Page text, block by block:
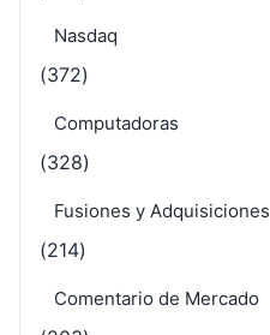
Nasdaq
(372)
Computadoras
(328)
Fusiones y Adquisiciones
(214)
Comentario de Mercado